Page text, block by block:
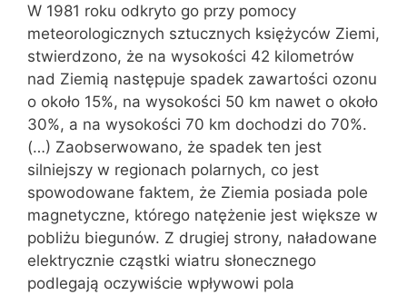
W 1981 roku odkryto go przy pomocy
meteorologicznych sztucznych księżyców Ziemi,
stwierdzono, że na wysokości 42 kilometrów
nad Ziemią następuje spadek zawartości ozonu
o około 15%, na wysokości 50 km nawet o około
30%, a na wysokości 70 km dochodzi do 70%.
(…) Zaobserwowano, że spadek ten jest
silniejszy w regionach polarnych, co jest
spowodowane faktem, że Ziemia posiada pole
magnetyczne, którego natężenie jest większe w
pobliżu biegunów. Z drugiej strony, naładowane
elektrycznie cząstki wiatru słonecznego
podlegają oczywiście wpływowi pola